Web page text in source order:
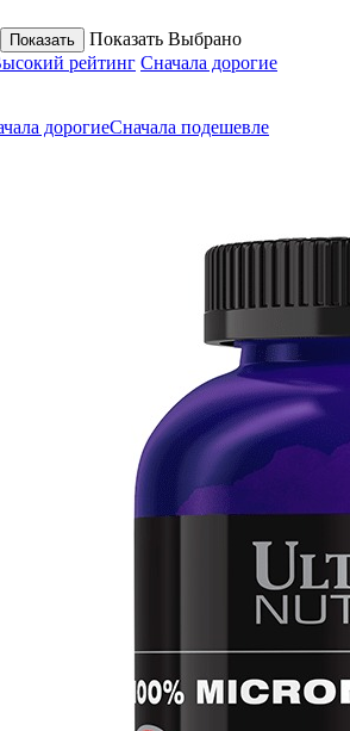
Показать Выбрано
рейтинг Сначала дорогие
дорогиеСначала подешевле